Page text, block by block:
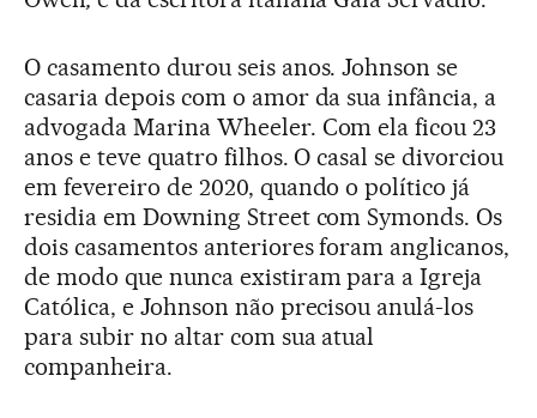
O casamento durou seis anos. Johnson se
casaria depois com o amor da sua infância, a
advogada Marina Wheeler. Com ela ficou 23
anos e teve quatro filhos. O casal se divorciou
em fevereiro de 2020, quando o político já
residia em Downing Street com Symonds. Os
dois casamentos anteriores foram anglicanos,
de modo que nunca existiram para a Igreja
Católica, e Johnson não precisou anulá-los
para subir no altar com sua atual
companheira.